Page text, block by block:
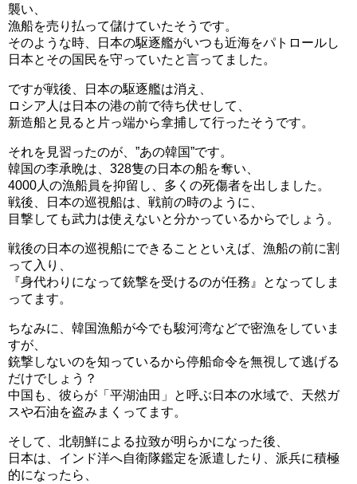
襲い、
漁船を売り払って儲けていたそうです。
そのような時、日本の駆逐艦がいつも近海をパトロールし
日本とその国民を守っていたと言ってました。
ですが戦後、日本の駆逐艦は消え、
ロシア人は日本の港の前で待ち伏せして、
新造船と見ると片っ端から拿捕して行ったそうです。
それを見習ったのが、”あの韓国”です。
韓国の李承晩は、328隻の日本の船を奪い、
4000人の漁船員を抑留し、多くの死傷者を出しました。
戦後、日本の巡視船は、戦前の時のように、
目撃しても武力は使えないと分かっているからでしょう。
戦後の日本の巡視船にできることといえば、漁船の前に割
って入り、
『身代わりになって銃撃を受けるのが任務』となってしま
ってます。
ちなみに、韓国漁船が今でも駿河湾などで密漁をしていま
すが、
銃撃しないのを知っているから停船命令を無視して逃げる
だけでしょう？
中国も、彼らが「平湖油田」と呼ぶ日本の水域で、天然ガ
スや石油を盗みまくってます。
そして、北朝鮮による拉致が明らかになった後、
日本は、インド洋へ自衛隊鑑定を派遣したり、派兵に積極
的になったら、